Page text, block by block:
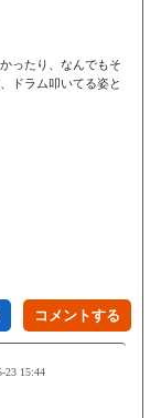
ったり、なんでもそ
ドラム叩いてる姿と
23 15:44